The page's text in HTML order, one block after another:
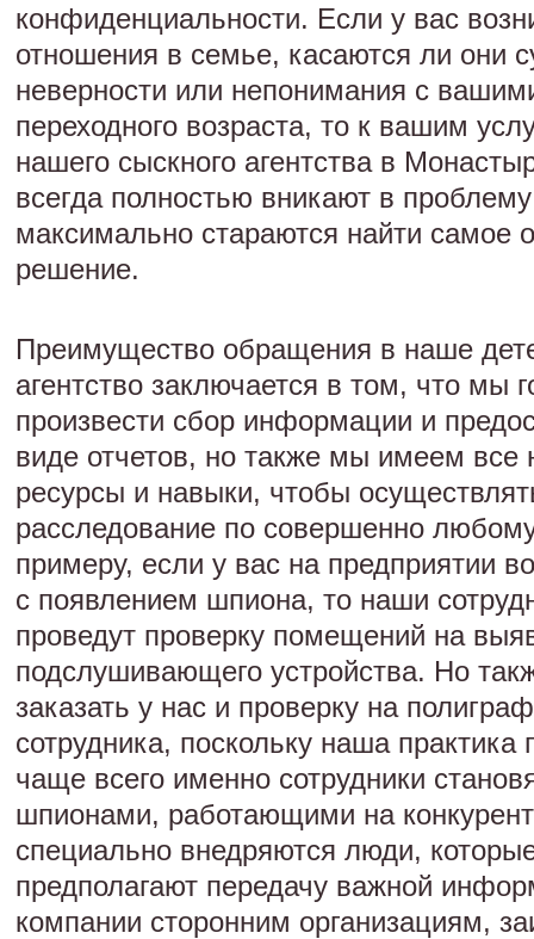
конфиденциальности. Если у вас
отношения в семье, касаются ли они
неверности или непонимания с
переходного возраста, то к вашим
нашего сыскного агентства в
всегда полностью вникают в
максимально стараются найти самое
решение.
Преимущество обращения в наше
агентство заключается в том, что мы
произвести сбор информации и
виде отчетов, но также мы имеем все
ресурсы и навыки, чтобы
расследование по совершенно
примеру, если у вас на предприятии
с появлением шпиона, то наши
проведут проверку помещений на
подслушивающего устройства. Но
заказать у нас и проверку на
сотрудника, поскольку наша практика
чаще всего именно сотрудники
шпионами, работающими на
специально внедряются люди,
предполагают передачу важной
компании сторонним организациям,